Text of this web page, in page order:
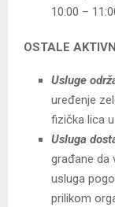
10:00 –
OSTALE
Usluge
uređenje
fizička lica
Usluga
građane da
usluga
prilikom